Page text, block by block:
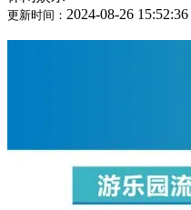
更新时间： 2024-08-26 15:52:36